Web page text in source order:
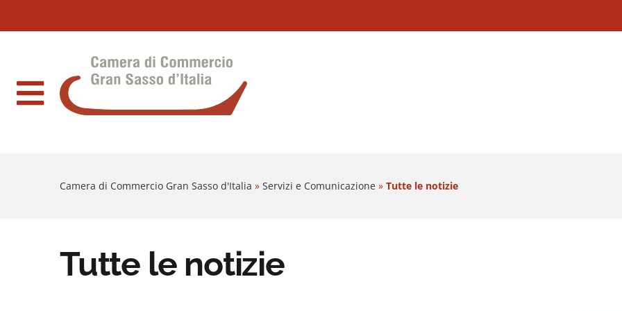
Vai al Contenuto principale della pagina
Vai al footer
Camera di Commercio Gran Sasso d'Italia
Camera di Commercio Gran Sasso d'Italia » Servizi e Comunicazione » Tutte le notizie
Tutte le notizie